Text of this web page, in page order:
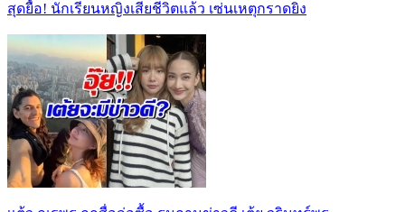
สุดยื้อ! นักเรียนหญิงเสียชีวิตแล้ว เซ่นเหตุกราดยิง